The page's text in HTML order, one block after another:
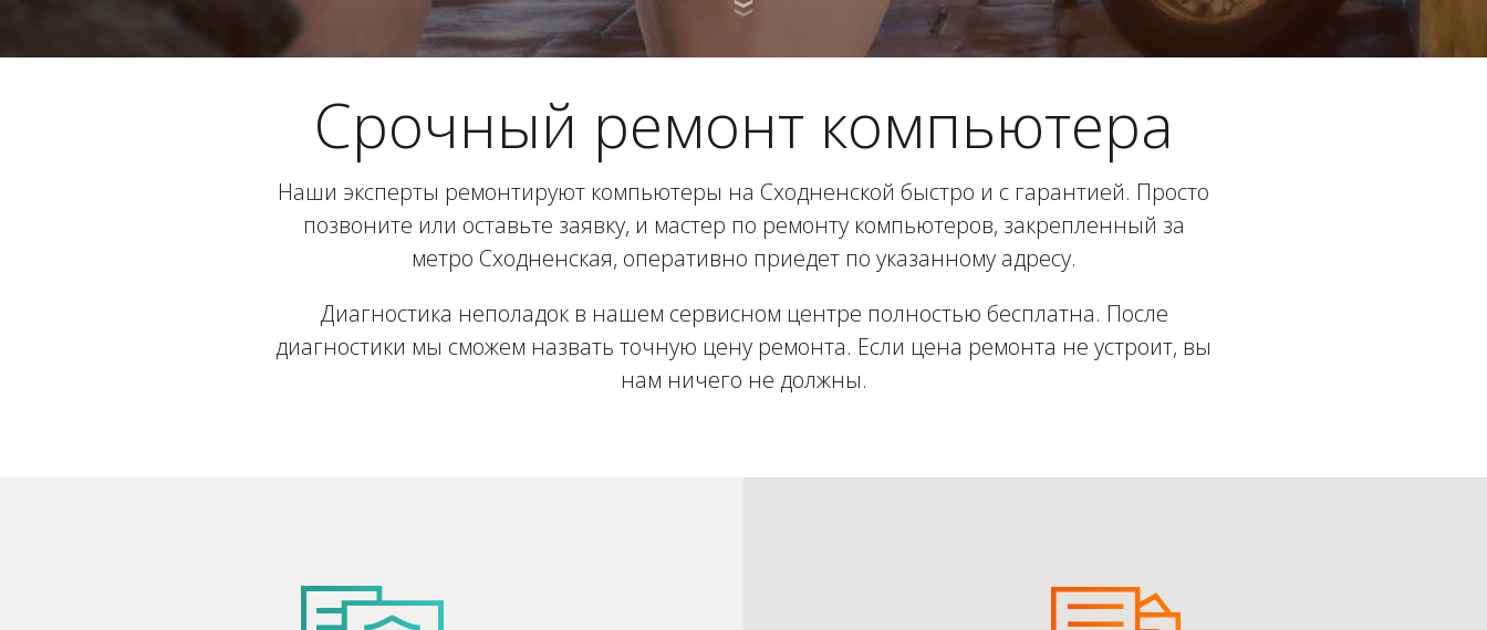
Срочный ремонт компьютера
Наши эксперты ремонтируют компьютеры на Сходненской быстро и с гарантией. Просто
позвоните или оставьте заявку, и мастер по ремонту компьютеров, закрепленный за
метро Сходненская, оперативно приедет по указанному адресу.
Диагностика неполадок в нашем сервисном центре полностью бесплатна. После
диагностики мы сможем назвать точную цену ремонта. Если цена ремонта не устроит, вы
нам ничего не должны.